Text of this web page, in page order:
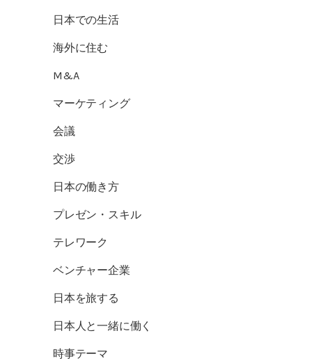
日本での生活
海外に住む
M&A
マーケティング
会議
交渉
日本の働き方
プレゼン・スキル
テレワーク
ベンチャー企業
日本を旅する
日本人と一緒に働く
時事テーマ